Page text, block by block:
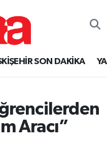
SON DAKİKA
Aracı”